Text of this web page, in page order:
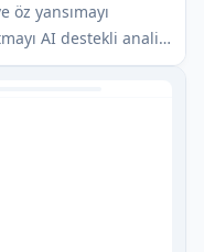
yansımayı
AI destekli analiz
ücretsiz bir